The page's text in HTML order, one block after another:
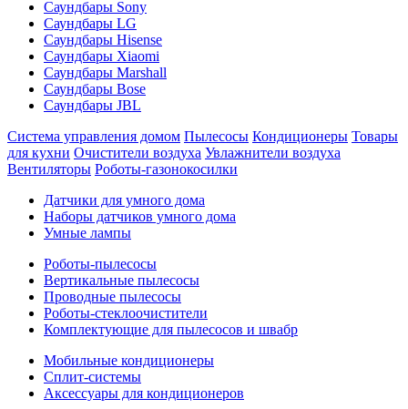
Саундбары Sony
Саундбары LG
Саундбары Hisense
Саундбары Xiaomi
Саундбары Marshall
Саундбары Bose
Саундбары JBL
Система управления домом Пылесосы Кондиционеры Товары
для кухни Очистители воздуха Увлажнители воздуха
Вентиляторы Роботы-газонокосилки
Датчики для умного дома
Наборы датчиков умного дома
Умные лампы
Роботы-пылесосы
Вертикальные пылесосы
Проводные пылесосы
Роботы-стеклоочистители
Комплектующие для пылесосов и швабр
Мобильные кондиционеры
Сплит-системы
Аксессуары для кондиционеров